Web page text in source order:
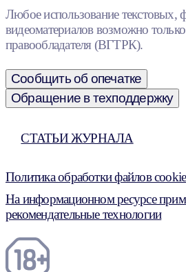
Любое использование текстовых,
видеоматериалов возможно только
правообладателя (ВГТРК).
Сообщить об опечатке
Обращение в техподдержку
СТАТЬИ ЖУРНАЛА
Политика обработки файлов cookie
На информационном ресурсе
рекомендательные технологии